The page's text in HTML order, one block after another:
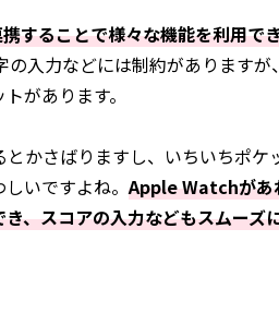
ることで様々な機能を利用で
入力などには制約がありますが
があります。
かさばりますし、いちいちポケ
いですよね。Apple Watchがあ
、スコアの入力などもスムーズ